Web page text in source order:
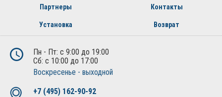
Партнеры Контакты
Установка Возврат
Пн - Пт: с 9:00 до 19:00
Сб: с 10:00 до 17:00
Воскресенье - выходной
+7 (495) 162-90-92